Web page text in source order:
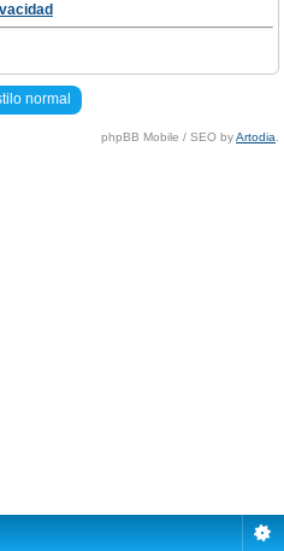
normal
phpBB Mobile / SEO byArtodia